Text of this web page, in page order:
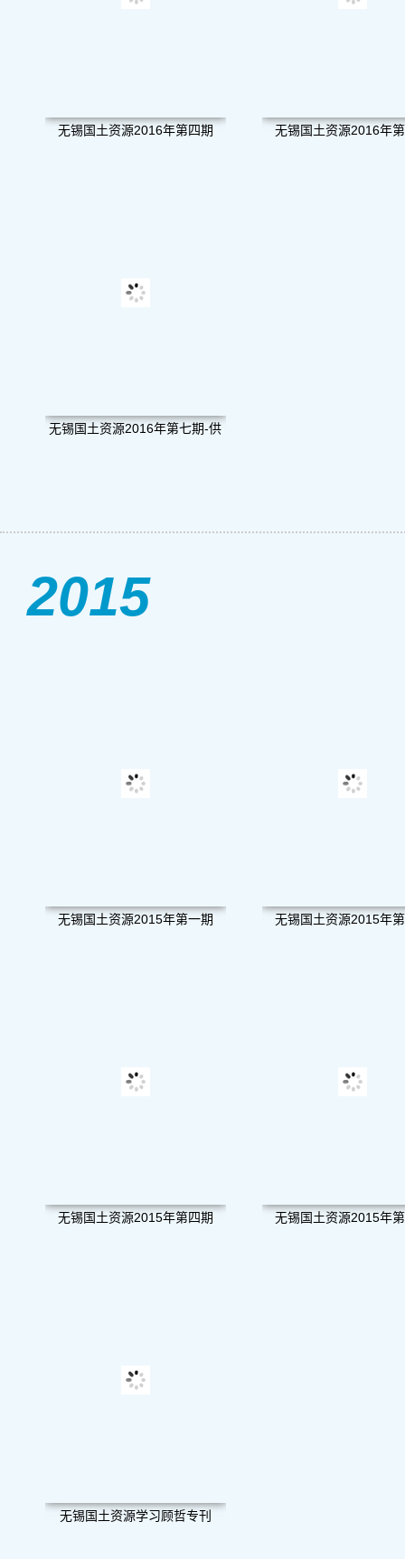
无锡国土资源2016年第四期 无锡国土资源2016年
无锡国土资源2016年第七期-供
2015
无锡国土资源2015年第一期 无锡国土资源2015年
无锡国土资源2015年第四期 无锡国土资源2015年
无锡国土资源学习顾哲专刊